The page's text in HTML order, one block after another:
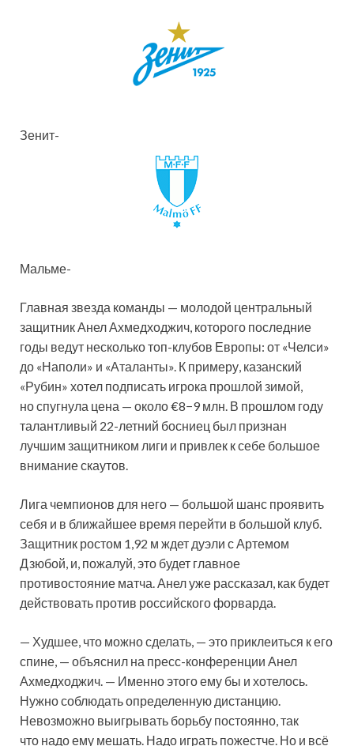
Зенит-
Мальме-
Главная звезда команды — молодой центральный
защитник Анел Ахмедходжич, которого последние
годы ведут несколько топ-клубов Европы: от «Челси»
до «Наполи» и «Аталанты». К примеру, казанский
«Рубин» хотел подписать игрока прошлой зимой,
но спугнула цена — около €8−9 млн. В прошлом году
талантливый 22-летний босниец был признан
лучшим защитником лиги и привлек к себе большое
внимание скаутов.
Лига чемпионов для него — большой шанс проявить
себя и в ближайшее время перейти в большой клуб.
Защитник ростом 1,92 м ждет дуэли с Артемом
Дзюбой, и, пожалуй, это будет главное
противостояние матча. Анел уже рассказал, как будет
действовать против российского форварда.
— Худшее, что можно сделать, — это приклеиться к его
спине, — объяснил на пресс-конференции Анел
Ахмедходжич. — Именно этого ему бы и хотелось.
Нужно соблюдать определенную дистанцию.
Невозможно выигрывать борьбу постоянно, так
что надо ему мешать. Надо играть пожестче. Но и всё